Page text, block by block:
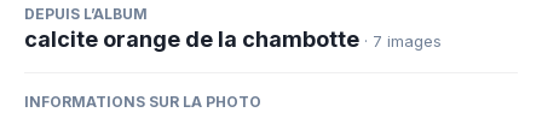
DEPUIS L’ALBUM
calcite orange de la chambotte · 7 images
INFORMATIONS SUR LA PHOTO